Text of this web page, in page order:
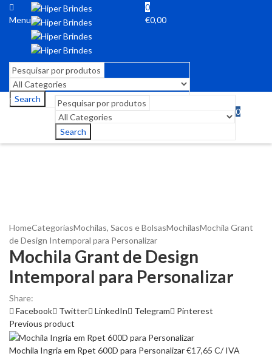
Menu
0
€0,00
Search
Search
0
HomeCategoriasMochilas, Sacos e BolsasMochilasMochila Grant
de Design Intemporal para Personalizar
Mochila Grant de Design
Intemporal para Personalizar
Share:
Facebook
Twitter LinkedIn Telegram
Pinterest
Previous product
Mochila Ingria em Rpet 600D para Personalizar€17,65 C/ IVA